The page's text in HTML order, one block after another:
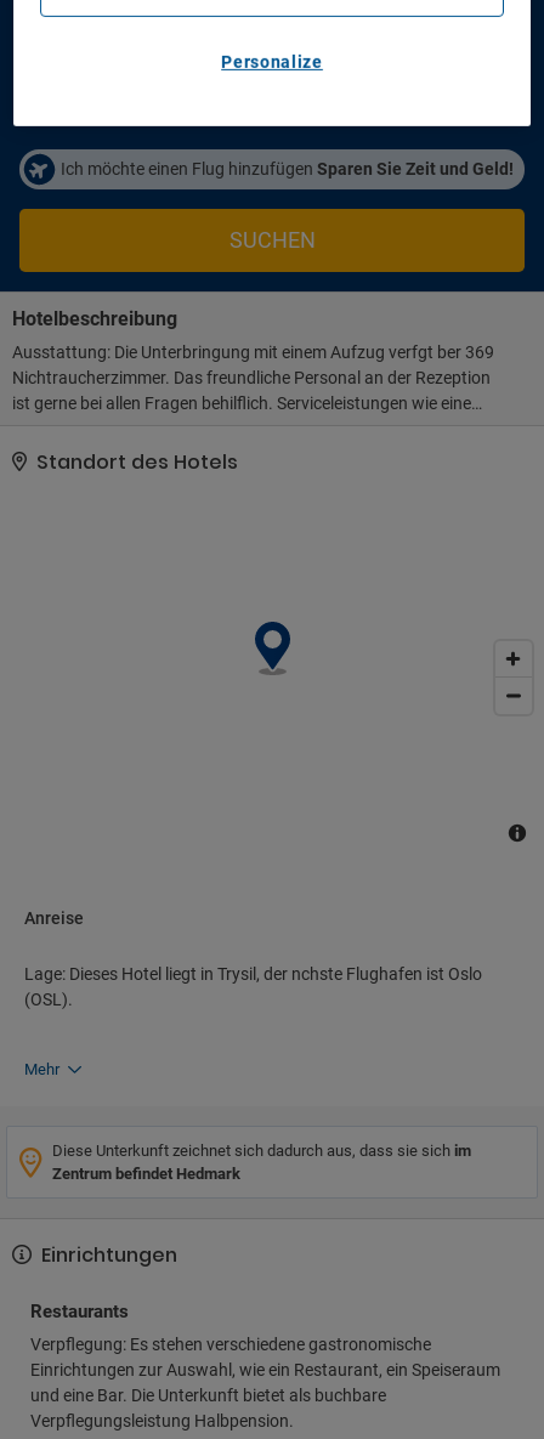
Anreisetag Abreisetag
Ich möchte einen Flug hinzufügen Sparen Sie Zeit und Geld!
SUCHEN
Hotelbeschreibung
Ausstattung: Die Unterbringung mit einem Aufzug verfgt ber 369
Nichtraucherzimmer. Das freundliche Personal an der Rezeption
ist gerne bei allen Fragen behilflich. Serviceleistungen wie eine
Aufenthalt bei. Per WLAN erhalten die Gste Zugang zum Internet
einer Anreise mit dem Auto knnen die Gste dieses in einer Garage
(gegen Gebhr) oder auf dem Parkplatz parken. Unter den weiteren
Standort des Hotels
Anreise
Lage: Dieses Hotel liegt in Trysil, der nchste Flughafen ist Oslo
(OSL).
Mehr
Diese Unterkunft zeichnet sich dadurch aus, dass sie sich im
Zentrum befindet Hedmark
Einrichtungen
Restaurants
Verpflegung: Es stehen verschiedene gastronomische
Einrichtungen zur Auswahl, wie ein Restaurant, ein Speiseraum
und eine Bar. Die Unterkunft bietet als buchbare
Verpflegungsleistung Halbpension.
Personalize